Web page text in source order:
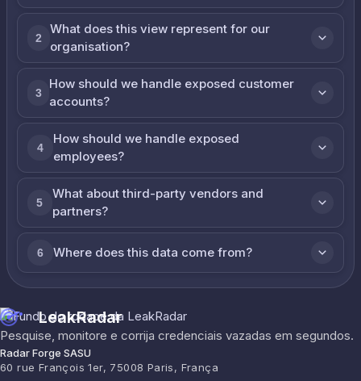
2
What does this view represent for our
organisation?
3
How should we handle exposed customer
accounts?
4
How should we handle exposed
employees?
5
What about third-party vendors and
partners?
6 Where does this data come from?
LeakRadar
Pesquise, monitore e corrija credenciais vazadas em segundos.
Radar Forge SASU
60 rue François 1er, 75008 Paris, França